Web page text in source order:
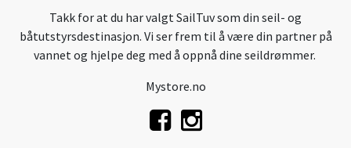
Takk for at du har valgt SailTuv som din seil- og
båtutstyrsdestinasjon. Vi ser frem til å være din partner på
vannet og hjelpe deg med å oppnå dine seildrømmer.
Mystore.no